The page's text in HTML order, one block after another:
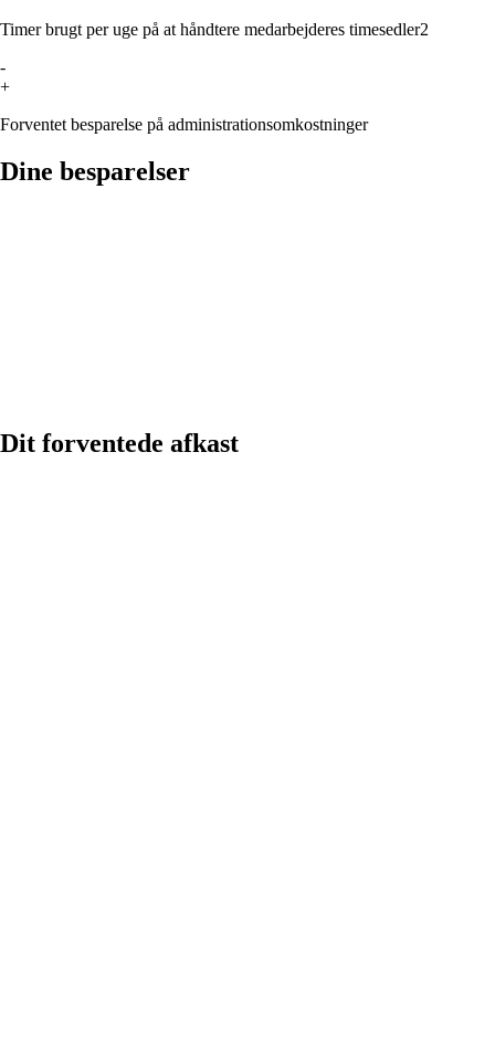
Timer brugt per uge på at håndtere medarbejderes timesedler2
-
+
Forventet besparelse på administrationsomkostninger
Dine besparelser
Dit forventede afkast